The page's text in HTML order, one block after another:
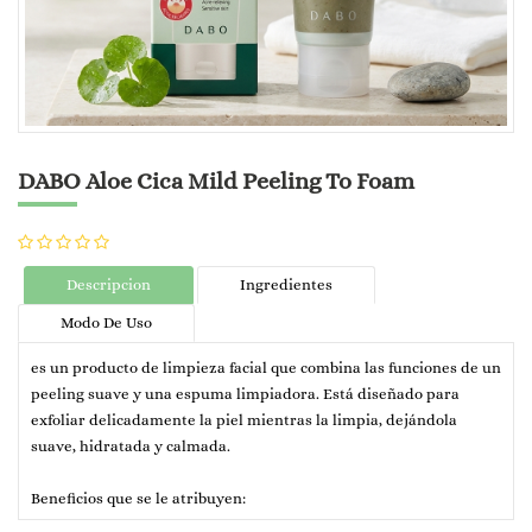
DABO Aloe Cica Mild Peeling To Foam
Descripcion Ingredientes
Modo De Uso
es un producto de limpieza facial que combina las funciones de un
peeling suave y una espuma limpiadora. Está diseñado para
exfoliar delicadamente la piel mientras la limpia, dejándola
suave, hidratada y calmada.
Beneficios que se le atribuyen: